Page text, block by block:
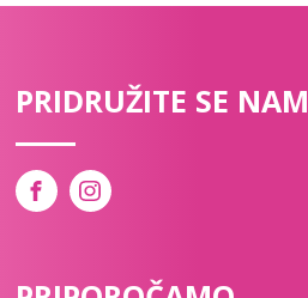
PRIDRUŽITE SE NAM